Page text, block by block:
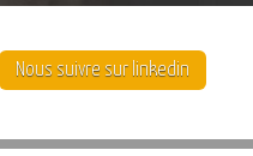
Nous suivre sur linkedin